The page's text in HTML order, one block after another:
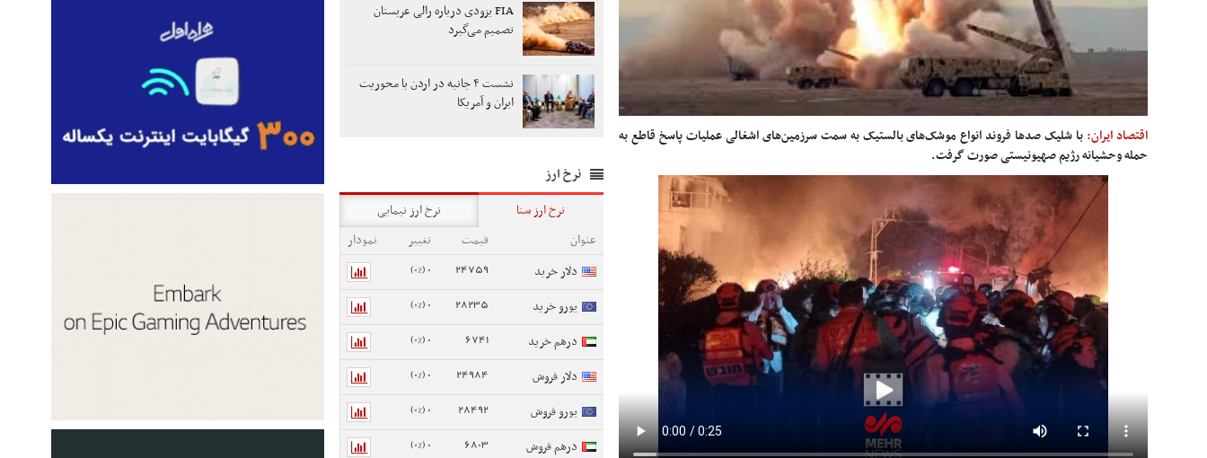
اقتصاد ایران: با شلیک صدها فروند انواع موشک‌های بالستیک به سمت سرزمین‌های اشغالی عملیات پاسخ قاطع به
حمله وحشیانه رژیم صهیونیستی صورت گرفت.
FIA یزودی درباره رالی عربستان
تصمیم می‌گیرد
نشست ۴ جانبه در اردن با محوریت
ایران و آمریکا
نرخ ارز
نرخ ارز سنا
نرخ ارز نیمایی
عنوان
قیمت تغییر
نمودار
دلار خرید
24759
0 (0%)
یورو خرید 28235
0 (0%)
درهم خرید 6741
0 (0%)
دلار فروش 24984
0 (0%)
یورو فروش 28492
0 (0%)
درهم فروش 6803
0 (0%)